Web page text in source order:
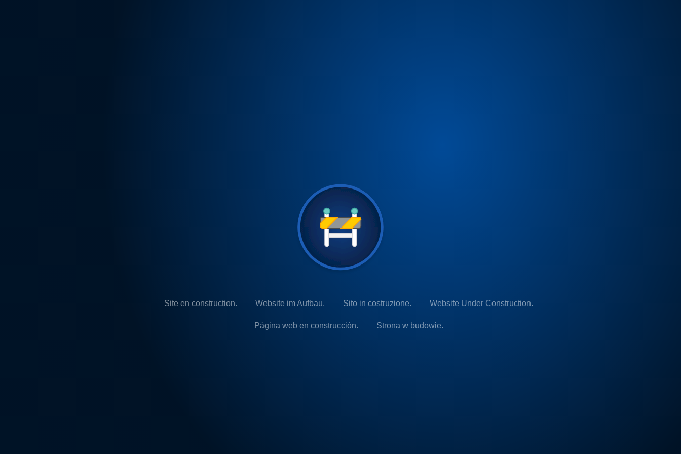
Site en construction. Website im Aufbau. Sito in costruzione. Website Under Construction.
Página web en construcción. Strona w budowie.